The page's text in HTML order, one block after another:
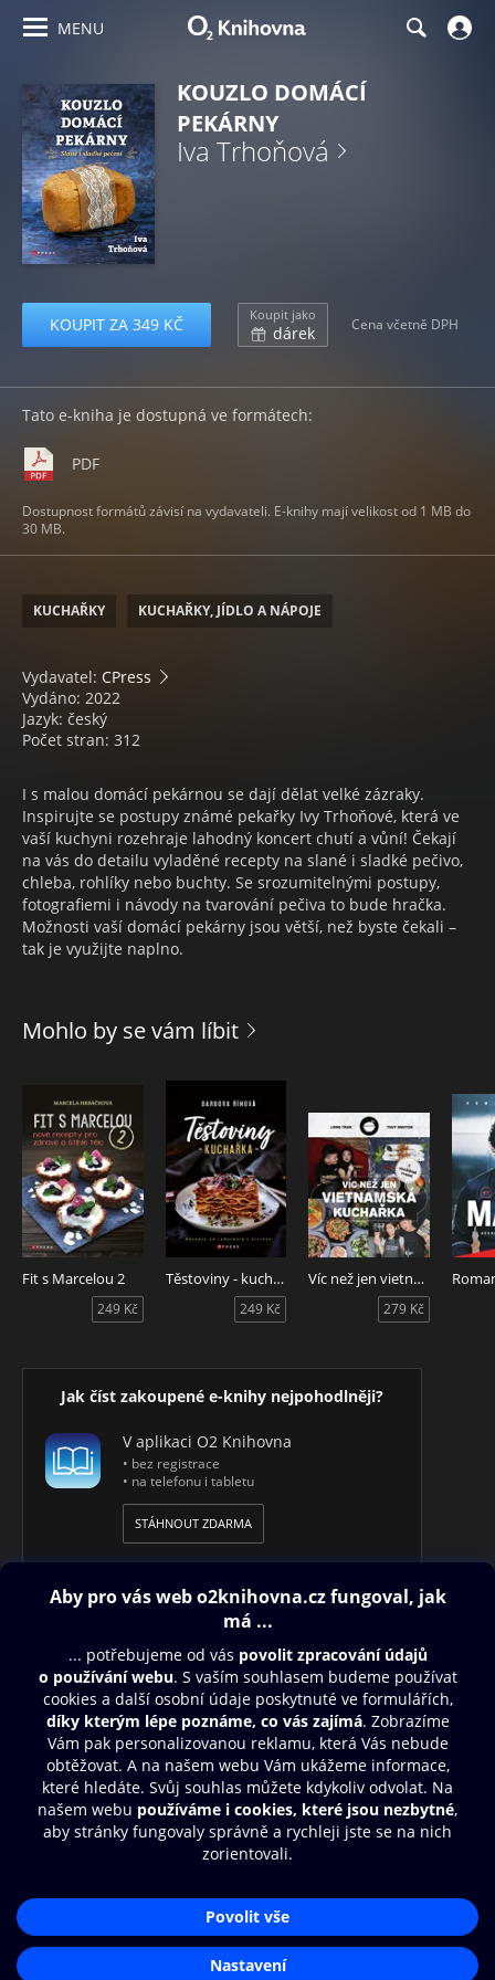
MENU
KOUZLO DOMÁCÍ
PEKÁRNY
Iva Trhoňová
KOUPIT ZA 349 KČ Koupit jako
dárek Cena včetně DPH
Tato e-kniha je dostupná ve formátech:
PDF
Dostupnost formátů závisí na vydavateli. E-knihy mají velikost od 1 MB do
30 MB.
KUCHAŘKY KUCHAŘKY, JÍDLO A NÁPOJE
Vydavatel: CPress
Vydáno: 2022
Jazyk: český
Počet stran: 312
I s malou domácí pekárnou se dají dělat velké zázraky.
Inspirujte se postupy známé pekařky Ivy Trhoňové, která ve
vaší kuchyni rozehraje lahodný koncert chutí a vůní! Čekají
na vás do detailu vyladěné recepty na slané i sladké pečivo,
chleba, rohlíky nebo buchty. Se srozumitelnými postupy,
fotografiemi i návody na tvarování pečiva to bude hračka.
Možnosti vaší domácí pekárny jsou větší, než byste čekali –
tak je využijte naplno.
Mohlo by se vám líbit
Fit s Marcelou 2
249 Kč
Těstoviny - kuchařka
249 Kč
Víc než jen vietnamská kuchařka
279 Kč
Jak číst zakoupené e-knihy nejpohodlněji?
V aplikaci O2 Knihovna
• bez registrace
• na telefonu i tabletu
STÁHNOUT ZDARMA
Obsah ke stažení
Moje O2 Knihovna
Další zábava
© O2 Czech Republic a.s.
Přístupnost
Zásady zpracování osobních údajůAplikace O2 Knihovna
Čti a poslouchej své e-knihy a